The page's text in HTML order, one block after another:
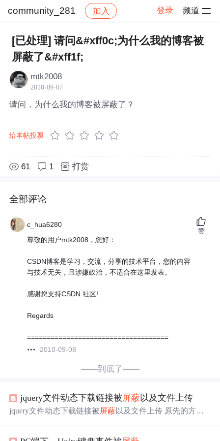
community_281 加入 登录 频道
社区 community_281 帖子详情
[已处理] 请问&#xff0c;为什么我的博客被
屏蔽了&#xff1f;
mtk2008
2010-09-07
请问，为什么我的博客被屏蔽了？
给本帖投票
61 1 打赏
全部评论
c_hua6280
尊敬的用户mtk2008，您好：
CSDN博客是学习，交流，分享的技术平台，您的内容
与技术无关，且涉嫌政治，不适合在这里发表。
感谢您支持CSDN 社区!
Regards
====================================
2010-09-08
赞
——到底了——
jquery文件动态下载链接被屏蔽以及文件上传
jquery文件动态下载链接被屏蔽以及文件上传 原先的方法